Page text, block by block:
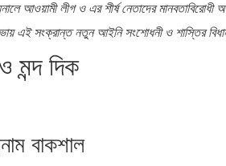
আওয়ামী লীগ ও এর শীর্ষ নেতাদের মানবতাবিরোধী
এই সংক্রান্ত নতুন আইনি সংশোধনী ও শাস্তির
দিক
বাকশাল